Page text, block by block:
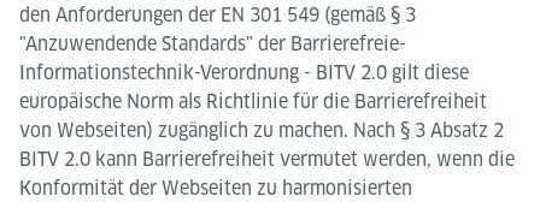
den Anforderungen der EN 301 549 (gemäß § 3
"Anzuwendende Standards" der Barrierefreie-
Informationstechnik-Verordnung - BITV 2.0 gilt diese
europäische Norm als Richtlinie für die Barrierefreiheit
von Webseiten) zugänglich zu machen. Nach § 3 Absatz 2
BITV 2.0 kann Barrierefreiheit vermutet werden, wenn die
Konformität der Webseiten zu harmonisierten